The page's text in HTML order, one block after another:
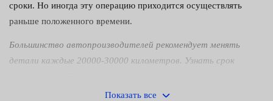
сроки. Но иногда эту операцию приходится осуществлять
раньше положенного времени.
Большинство автопроизводителей рекомендует менять
детали каждые 20000-30000 километров. Узнать срок
конкретного автомобиля.Показать все